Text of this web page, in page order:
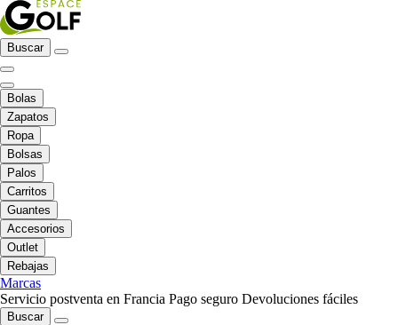
Buscar
Bolas
Zapatos
Ropa
Bolsas
Palos
Carritos
Guantes
Accesorios
Outlet
Rebajas
Marcas
Servicio postventa en Francia Pago seguro Devoluciones fáciles
Buscar